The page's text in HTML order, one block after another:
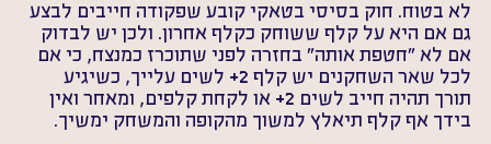
לא בטוח. חוק בסיסי בטאקי קובע שפקודה חייבים לבצע
גם אם היא על קלף ששוחק כקלף אחרון. ולכן יש לבדוק
אם לא "חטפת אותה" בחזרה לפני שתוכרז כמנצח, כי אם
לכל שאר השחקנים יש קלף 2+ לשים עלייך, כשיגיע
תורך תהיה חייב לשים 2+ או לקחת קלפים, ומאחר ואין
בידך אף קלף תיאלץ למשוך מהקופה והמשחק ימשיך.